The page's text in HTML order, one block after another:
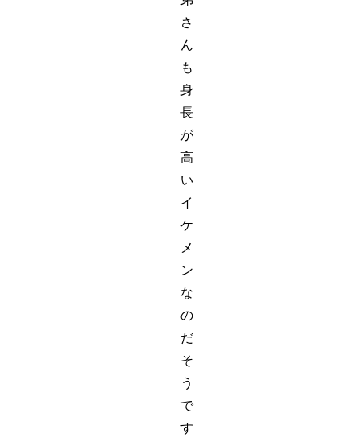
さ
ん
も
身
長
が
高
い
イ
ケ
メ
ン
な
の
だ
そ
う
で
す